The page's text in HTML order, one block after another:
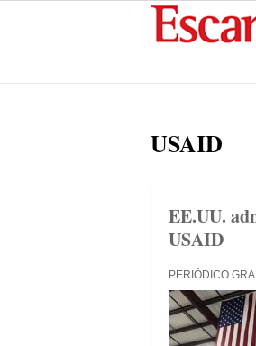
USAID
EE.UU.
USAID
PERIÓDICO